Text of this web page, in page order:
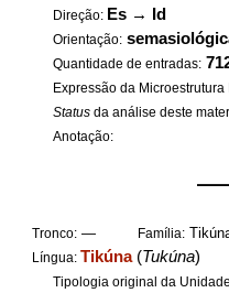
Direção: Es → Id
Orientação:
Quantidade de entradas:
Expressão da
Status da análise deste
Anotação:
Tronco: — Família:
Língua: Tikúna(Tukúna)
Tipologia original da